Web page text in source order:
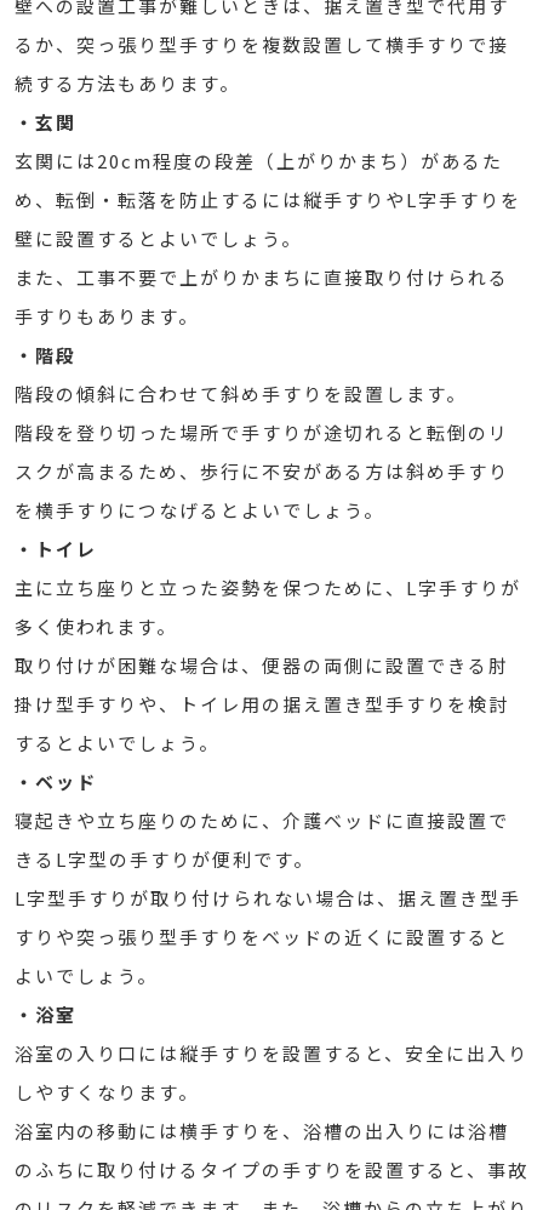
壁への設置工事が難しいときは、据え置き型で代用す
るか、突っ張り型手すりを複数設置して横手すりで接
続する方法もあります。
・玄関
玄関には20cm程度の段差（上がりかまち）があるた
め、転倒・転落を防止するには縦手すりやL字手すりを
壁に設置するとよいでしょう。
また、工事不要で上がりかまちに直接取り付けられる
手すりもあります。
・階段
階段の傾斜に合わせて斜め手すりを設置します。
階段を登り切った場所で手すりが途切れると転倒のリ
スクが高まるため、歩行に不安がある方は斜め手すり
を横手すりにつなげるとよいでしょう。
・トイレ
主に立ち座りと立った姿勢を保つために、L字手すりが
多く使われます。
取り付けが困難な場合は、便器の両側に設置できる肘
掛け型手すりや、トイレ用の据え置き型手すりを検討
するとよいでしょう。
・ベッド
寝起きや立ち座りのために、介護ベッドに直接設置で
きるL字型の手すりが便利です。
L字型手すりが取り付けられない場合は、据え置き型手
すりや突っ張り型手すりをベッドの近くに設置すると
よいでしょう。
・浴室
浴室の入り口には縦手すりを設置すると、安全に出入り
しやすくなります。
浴室内の移動には横手すりを、浴槽の出入りには浴槽
のふちに取り付けるタイプの手すりを設置すると、事故